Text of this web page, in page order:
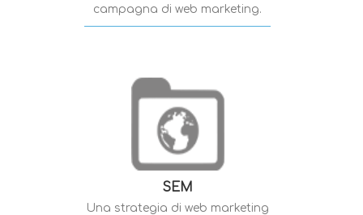
campagna di web marketing.
SEM
Una strategia di web marketing